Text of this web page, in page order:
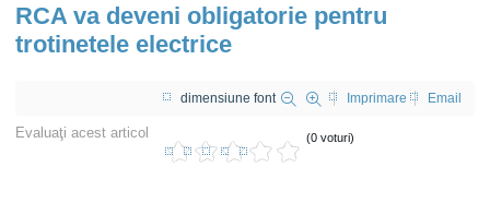
RCA va deveni obligatorie pentru
trotinetele electrice
dimensiune font Imprimare Email
Evaluaţi acest articol (0 voturi)